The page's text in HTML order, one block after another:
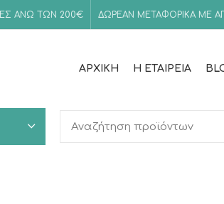
ΑΝΩ ΤΩΝ 200€ ΔΩΡΕΑΝ ΜΕΤΑΦΟΡΙΚΑ ΜΕ
ΑΡΧΙΚΉ Η ΕΤΑΙΡΕΊΑ